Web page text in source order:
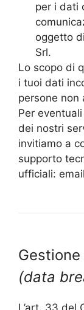
per i dati
oggetto
Srl.
Lo scopo di
i tuoi dati
persone non
Per
dei nostri
invitiamo a
supporto
ufficiali:
(data